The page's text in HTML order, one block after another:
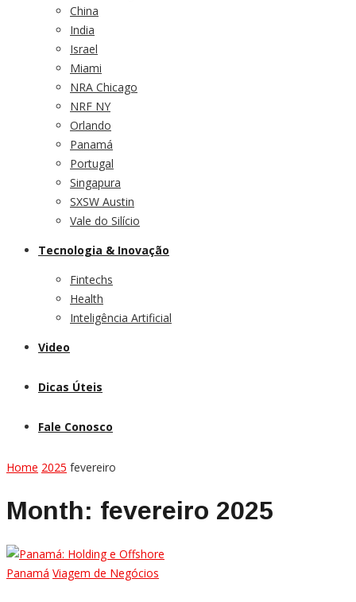
China
India
Israel
Miami
NRA Chicago
NRF NY
Orlando
Panamá
Portugal
Singapura
SXSW Austin
Vale do Silício
Tecnologia & Inovação
Fintechs
Health
Inteligência Artificial
Video
Dicas Úteis
Fale Conosco
Home 2025 fevereiro
Month: fevereiro 2025
Panamá Viagem de Negócios